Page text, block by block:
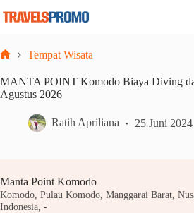
Tempat Wisata
MANTA POINT Komodo Biaya Diving
Agustus 2026
Ratih Apriliana 25 Juni 2024
Manta Point Komodo
Komodo, Pulau Komodo, Manggarai Barat,
Indonesia, -